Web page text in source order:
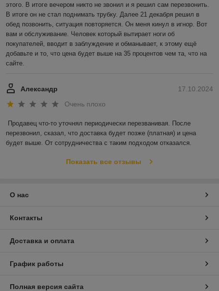
этого. В итоге вечером никто не звонил и я решил сам перезвонить.
В итоге он не стал поднимать трубку. Далее 21 декабря решил в
обед позвонить, ситуация повторяется. Он меня кинул в игнор. Вот
вам и обслуживание. Человек который вытирает ноги об
покупателей, вводит в заблуждение и обманывает, к этому ещё
добавьте и то, что цена будет выше на 35 процентов чем та, что на
сайте.
17.10.2024
Александр
Очень плохо
Продавец что-то уточнял периодически перезванивая. После
перезвонил, сказал, что доставка будет позже (платная) и цена
будет выше. От сотрудничества с таким подходом отказался.
Показать все отзывы
О нас
Контакты
Доставка и оплата
График работы
Полная версия сайта